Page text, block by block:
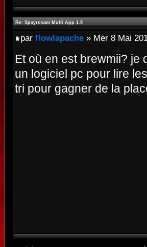
Re: Spayrosam Multi App 1.9
par flowlapache » Mer 8 Mai
Et où en est brewmii? je
un logiciel pc pour lire
tri pour gagner de la